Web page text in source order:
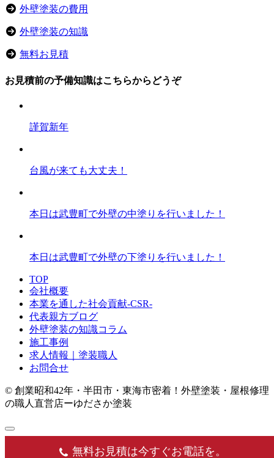
外壁塗装の費用
外壁塗装の知識
無料お見積
お見積前の予備知識はこちらからどうぞ
謹賀新年
台風が来ても大丈夫！
本日は武豊町で外壁の中塗りを行いました！
本日は武豊町で外壁の下塗りを行いました！
TOP
会社概要
本業を通した社会貢献-CSR-
代表親方ブログ
外壁塗装の知識コラム
施工事例
求人情報｜塗装職人
お問合せ
© 創業昭和42年・半田市・東海市密着！外壁塗装・屋根修理
の職人直営店ーゆださか塗装
無料お見積は今すぐお電話を。